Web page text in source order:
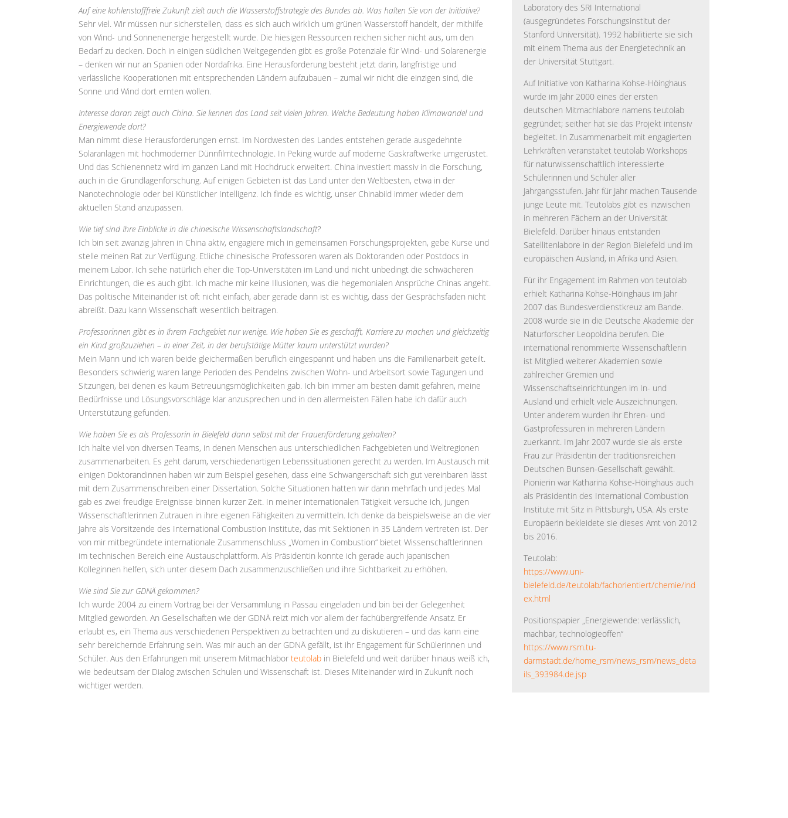
Auf eine kohlenstofffreie Zukunft zielt auch die Wasserstoffstrategie des Bundes ab. Was halten Sie von der Initiative?
Sehr viel. Wir müssen nur sicherstellen, dass es sich auch wirklich um grünen Wasserstoff handelt, der mithilfe
von Wind- und Sonnenenergie hergestellt wurde. Die hiesigen Ressourcen reichen sicher nicht aus, um den
Bedarf zu decken. Doch in einigen südlichen Weltgegenden gibt es große Potenziale für Wind- und Solarenergie
– denken wir nur an Spanien oder Nordafrika. Eine Herausforderung besteht jetzt darin, langfristige und
verlässliche Kooperationen mit entsprechenden Ländern aufzubauen – zumal wir nicht die einzigen sind, die
Sonne und Wind dort ernten wollen.
Interesse daran zeigt auch China. Sie kennen das Land seit vielen Jahren. Welche Bedeutung haben Klimawandel und
Energiewende dort?
Man nimmt diese Herausforderungen ernst. Im Nordwesten des Landes entstehen gerade ausgedehnte
Solaranlagen mit hochmoderner Dünnfilmtechnologie. In Peking wurde auf moderne Gaskraftwerke umgerüstet.
Und das Schienennetz wird im ganzen Land mit Hochdruck erweitert. China investiert massiv in die Forschung,
auch in die Grundlagenforschung. Auf einigen Gebieten ist das Land unter den Weltbesten, etwa in der
Nanotechnologie oder bei Künstlicher Intelligenz. Ich finde es wichtig, unser Chinabild immer wieder dem
aktuellen Stand anzupassen.
Wie tief sind Ihre Einblicke in die chinesische Wissenschaftslandschaft?
Ich bin seit zwanzig Jahren in China aktiv, engagiere mich in gemeinsamen Forschungsprojekten, gebe Kurse und
stelle meinen Rat zur Verfügung. Etliche chinesische Professoren waren als Doktoranden oder Postdocs in
meinem Labor. Ich sehe natürlich eher die Top-Universitäten im Land und nicht unbedingt die schwächeren
Einrichtungen, die es auch gibt. Ich mache mir keine Illusionen, was die hegemonialen Ansprüche Chinas angeht.
Das politische Miteinander ist oft nicht einfach, aber gerade dann ist es wichtig, dass der Gesprächsfaden nicht
abreißt. Dazu kann Wissenschaft wesentlich beitragen.
Professorinnen gibt es in Ihrem Fachgebiet nur wenige. Wie haben Sie es geschafft, Karriere zu machen und gleichzeitig
ein Kind großzuziehen – in einer Zeit, in der berufstätige Mütter kaum unterstützt wurden?
Mein Mann und ich waren beide gleichermaßen beruflich eingespannt und haben uns die Familienarbeit geteilt.
Besonders schwierig waren lange Perioden des Pendelns zwischen Wohn- und Arbeitsort sowie Tagungen und
Sitzungen, bei denen es kaum Betreuungsmöglichkeiten gab. Ich bin immer am besten damit gefahren, meine
Bedürfnisse und Lösungsvorschläge klar anzusprechen und in den allermeisten Fällen habe ich dafür auch
Unterstützung gefunden.
Wie haben Sie es als Professorin in Bielefeld dann selbst mit der Frauenförderung gehalten?
Ich halte viel von diversen Teams, in denen Menschen aus unterschiedlichen Fachgebieten und Weltregionen
zusammenarbeiten. Es geht darum, verschiedenartigen Lebenssituationen gerecht zu werden. Im Austausch mit
einigen Doktorandinnen haben wir zum Beispiel gesehen, dass eine Schwangerschaft sich gut vereinbaren lässt
mit dem Zusammenschreiben einer Dissertation. Solche Situationen hatten wir dann mehrfach und jedes Mal
gab es zwei freudige Ereignisse binnen kurzer Zeit. In meiner internationalen Tätigkeit versuche ich, jungen
Wissenschaftlerinnen Zutrauen in ihre eigenen Fähigkeiten zu vermitteln. Ich denke da beispielsweise an die vier
Jahre als Vorsitzende des International Combustion Institute, das mit Sektionen in 35 Ländern vertreten ist. Der
von mir mitbegründete internationale Zusammenschluss „Women in Combustion“ bietet Wissenschaftlerinnen
im technischen Bereich eine Austauschplattform. Als Präsidentin konnte ich gerade auch japanischen
Kolleginnen helfen, sich unter diesem Dach zusammenzuschließen und ihre Sichtbarkeit zu erhöhen.
Wie sind Sie zur GDNÄ gekommen?
Ich wurde 2004 zu einem Vortrag bei der Versammlung in Passau eingeladen und bin bei der Gelegenheit
Mitglied geworden. An Gesellschaften wie der GDNÄ reizt mich vor allem der fachübergreifende Ansatz. Er
erlaubt es, ein Thema aus verschiedenen Perspektiven zu betrachten und zu diskutieren – und das kann eine
sehr bereichernde Erfahrung sein. Was mir auch an der GDNÄ gefällt, ist ihr Engagement für Schülerinnen und
Schüler. Aus den Erfahrungen mit unserem Mitmachlaborteutolab in Bielefeld und weit darüber hinaus weiß ich,
wie bedeutsam der Dialog zwischen Schulen und Wissenschaft ist. Dieses Miteinander wird in Zukunft noch
wichtiger werden.
Laboratory des SRI International
(ausgegründetes Forschungsinstitut der
Stanford Universität). 1992 habilitierte sie sich
mit einem Thema aus der Energietechnik an
der Universität Stuttgart.
Auf Initiative von Katharina Kohse-Höinghaus
wurde im Jahr 2000 eines der ersten
deutschen Mitmachlabore namens teutolab
gegründet; seither hat sie das Projekt intensiv
begleitet. In Zusammenarbeit mit engagierten
Lehrkräften veranstaltet teutolab Workshops
für naturwissenschaftlich interessierte
Schülerinnen und Schüler aller
Jahrgangsstufen. Jahr für Jahr machen Tausende
junge Leute mit. Teutolabs gibt es inzwischen
in mehreren Fächern an der Universität
Bielefeld. Darüber hinaus entstanden
Satellitenlabore in der Region Bielefeld und im
europäischen Ausland, in Afrika und Asien.
Für ihr Engagement im Rahmen von teutolab
erhielt Katharina Kohse-Höinghaus im Jahr
2007 das Bundesverdienstkreuz am Bande.
2008 wurde sie in die Deutsche Akademie der
Naturforscher Leopoldina berufen. Die
international renommierte Wissenschaftlerin
ist Mitglied weiterer Akademien sowie
zahlreicher Gremien und
Wissenschaftseinrichtungen im In- und
Ausland und erhielt viele Auszeichnungen.
Unter anderem wurden ihr Ehren- und
Gastprofessuren in mehreren Ländern
zuerkannt. Im Jahr 2007 wurde sie als erste
Frau zur Präsidentin der traditionsreichen
Deutschen Bunsen-Gesellschaft gewählt.
Pionierin war Katharina Kohse-Höinghaus auch
als Präsidentin des International Combustion
Institute mit Sitz in Pittsburgh, USA. Als erste
Europäerin bekleidete sie dieses Amt von 2012
bis 2016.
Teutolab:
https://www.uni-
bielefeld.de/teutolab/fachorientiert/chemie/ind
ex.html
Positionspapier „Energiewende: verlässlich,
machbar, technologieoffen“
https://www.rsm.tu-
darmstadt.de/home_rsm/news_rsm/news_deta
ils_393984.de.jsp